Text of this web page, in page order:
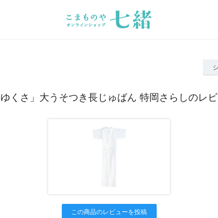
くさ」大うそつき長じゅばん 特岡さらしのレ
この商品のレビューを投稿